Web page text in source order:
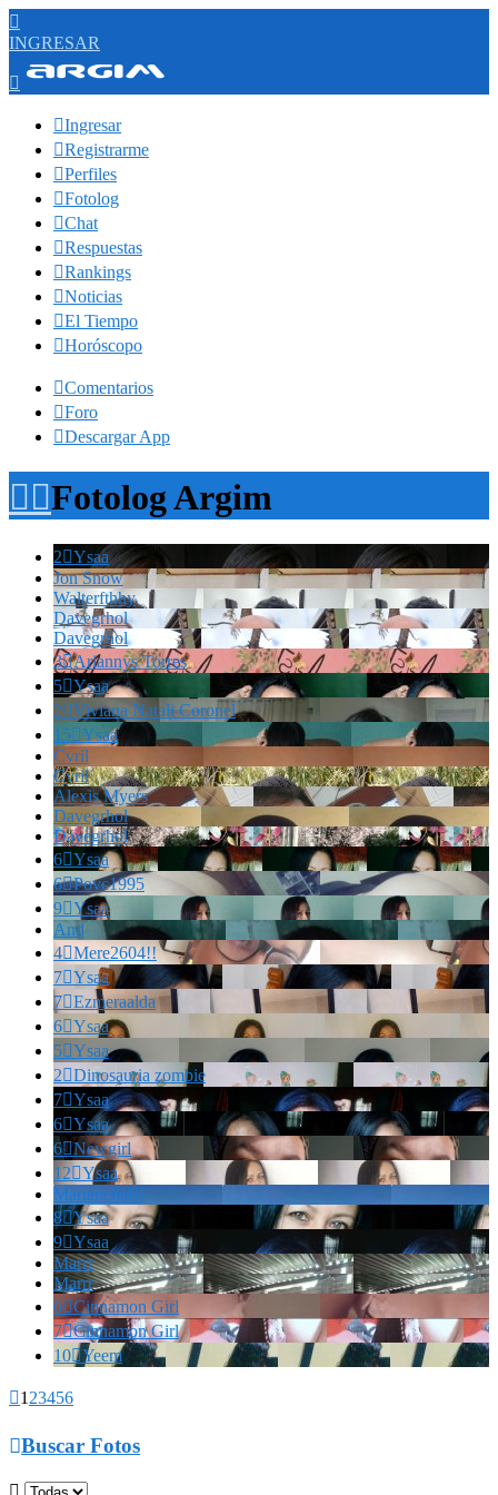

INGRESAR

Ingresar
Registrarme
Perfiles
Fotolog
Chat
Respuestas
Rankings
Noticias
El Tiempo
Horóscopo
Comentarios
Foro
Descargar App
Fotolog Argim
2Ysaa
Jon Snow
Walterfthhy
Davegrhol
Davegrhol
3Ariannys Torres
5Ysaa
2Viviana Natali Coronel
15Ysaa
Cvril
Cvril
Alexis Myers
Davegrhol
Davegrhol
6Ysaa
6Povc1995
9Ysaa
And
4Mere2604!!
7Ysaa
7Ezmeraalda
6Ysaa
5Ysaa
2Dinosauria zombie
7Ysaa
6Ysaa
6Newgirl
12Ysaa
Marianella!!!
8Ysaa
9Ysaa
Marrr
Marrr
6Cinnamon Girl
7Cinnamon Girl
10Yeem
1 23456
Buscar Fotos